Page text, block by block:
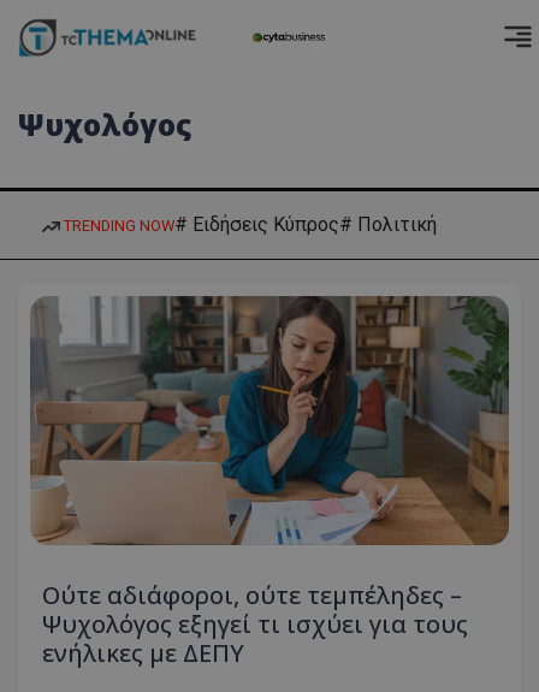
Ψυχολόγος
TRENDING NOW# Ειδήσεις Κύπρος# Πολιτική
Ούτε αδιάφοροι, ούτε τεμπέληδες –
Ψυχολόγος εξηγεί τι ισχύει για τους
ενήλικες με ΔΕΠΥ